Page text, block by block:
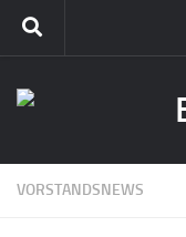
VORSTANDSNEWS